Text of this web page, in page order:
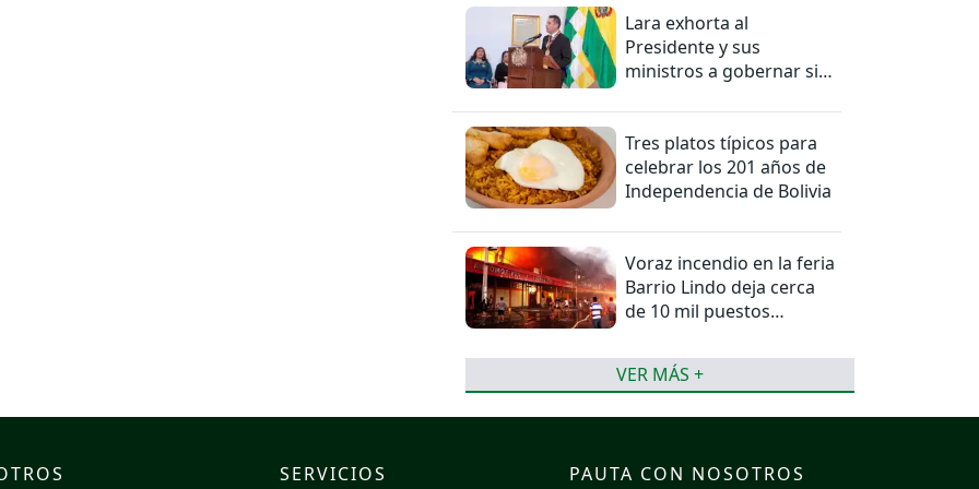
Lara exhorta al
Presidente y sus
ministros a gobernar sin
Tres platos típicos para
celebrar los 201 años de
Independencia de Bolivia
Voraz incendio en la feria
Barrio Lindo deja cerca
de 10 mil puestos
VER MÁS +
SERVICIOS PAUTA CON NOSOTROS